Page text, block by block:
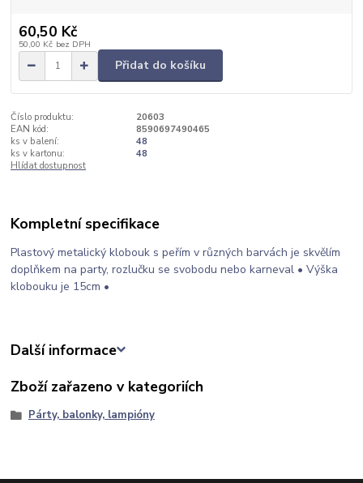
60,50 Kč
50,00 Kč bez DPH
Přidat do košíku
Číslo produktu:
20603
EAN kód:
8590697490465
ks v balení:
48
ks v kartonu:
48
Hlídat dostupnost
Kompletní specifikace
Plastový metalický klobouk s peřím v různých barvách je skvělím
doplňkem na party, rozlučku se svobodu nebo karneval • Výška
klobouku je 15cm •
Další informace
Zboží zařazeno v kategoriích
Párty, balonky, lampióny